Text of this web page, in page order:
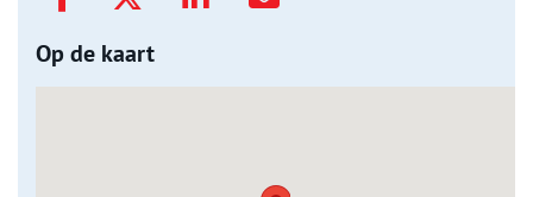
Op de kaart